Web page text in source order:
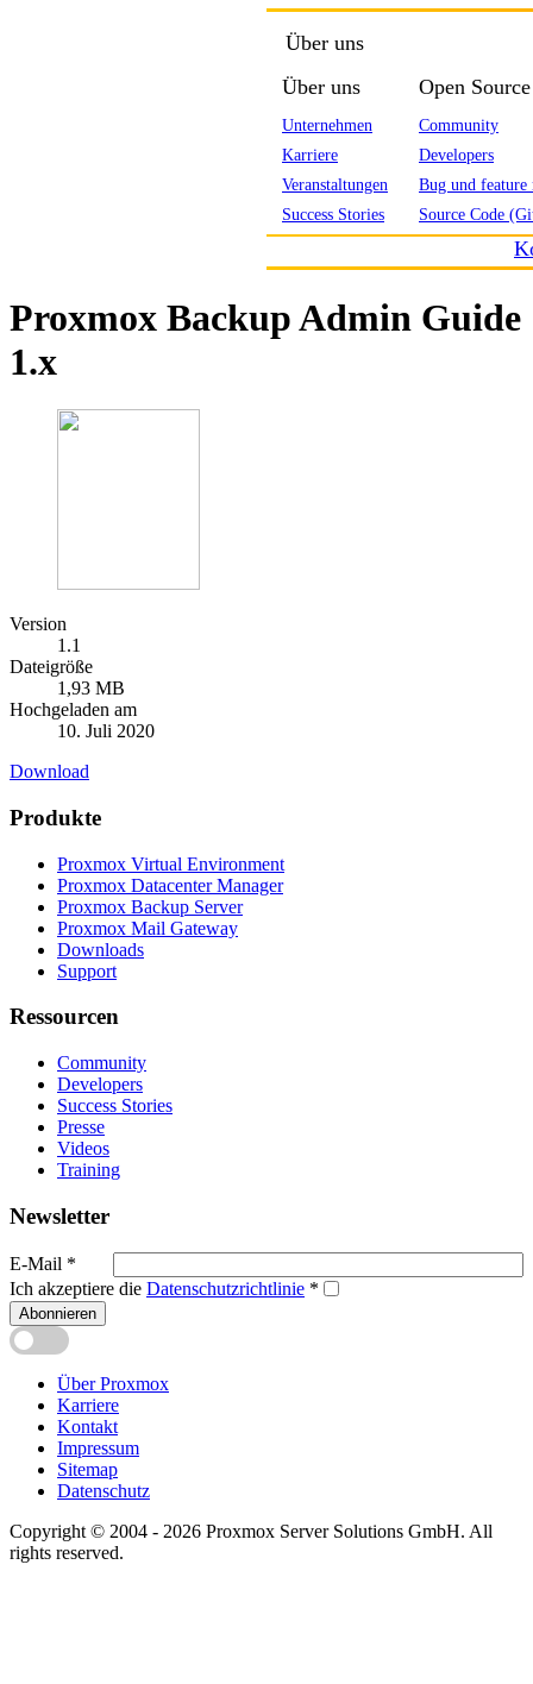
Über uns
Über uns
Unternehmen
Karriere
Veranstaltungen
Success Stories
Open Source
Community
Developers
Bug und feature
Source Code
Proxmox Backup Admin Guide
1.x
Version
1.1
Dateigröße
1,93 MB
Hochgeladen am
10. Juli 2020
Download
Produkte
Proxmox Virtual Environment
Proxmox Datacenter Manager
Proxmox Backup Server
Proxmox Mail Gateway
Downloads
Support
Ressourcen
Community
Developers
Success Stories
Presse
Videos
Training
Newsletter
E-Mail *
Ich akzeptiere die Datenschutzrichtlinie *
Abonnieren
Über Proxmox
Karriere
Kontakt
Impressum
Sitemap
Datenschutz
Copyright © 2004 - 2026 Proxmox Server Solutions GmbH. All
rights reserved.